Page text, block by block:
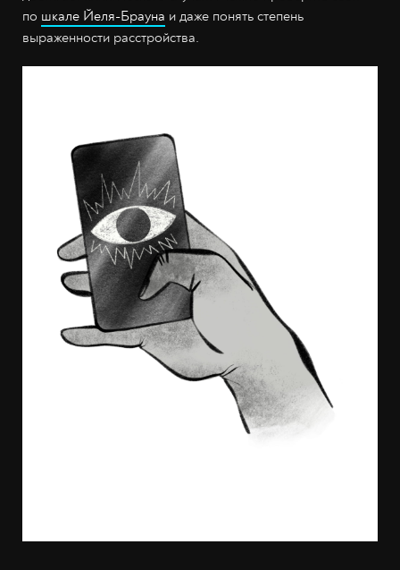
по шкале Йеля-Брауна и даже понять степень
выраженности расстройства.